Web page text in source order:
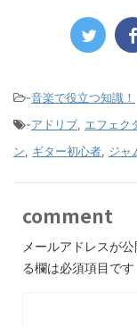
-音楽で役立つ知識！
-アドリブ, エフェク
ン, ギター初心者, ジャ
comment
メールアドレスが
る欄は必須項目です